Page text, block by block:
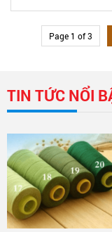
Page 1 of 3
TIN TỨC NỔI